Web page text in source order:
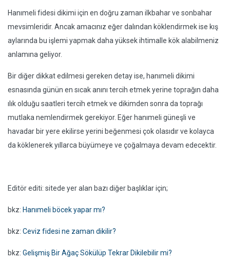
Hanımeli fidesi dikimi için en doğru zaman ilkbahar ve sonbahar
mevsimleridir. Ancak amacınız eğer dalından köklendirmek ise kış
aylarında bu işlemi yapmak daha yüksek ihtimalle kök alabilmeniz
anlamına geliyor.
Bir diğer dikkat edilmesi gereken detay ise, hanımeli dikimi
esnasında günün en sıcak anını tercih etmek yerine toprağın daha
ılık olduğu saatleri tercih etmek ve dikimden sonra da toprağı
mutlaka nemlendirmek gerekiyor. Eğer hanımeli güneşli ve
havadar bir yere ekilirse yerini beğenmesi çok olasıdır ve kolayca
da köklenerek yıllarca büyümeye ve çoğalmaya devam edecektir.
Editör editi: sitede yer alan bazı diğer başlıklar için;
bkz: Hanımeli böcek yapar mı?
bkz: Ceviz fidesi ne zaman dikilir?
bkz: Gelişmiş Bir Ağaç Sökülüp Tekrar Dikilebilir mi?